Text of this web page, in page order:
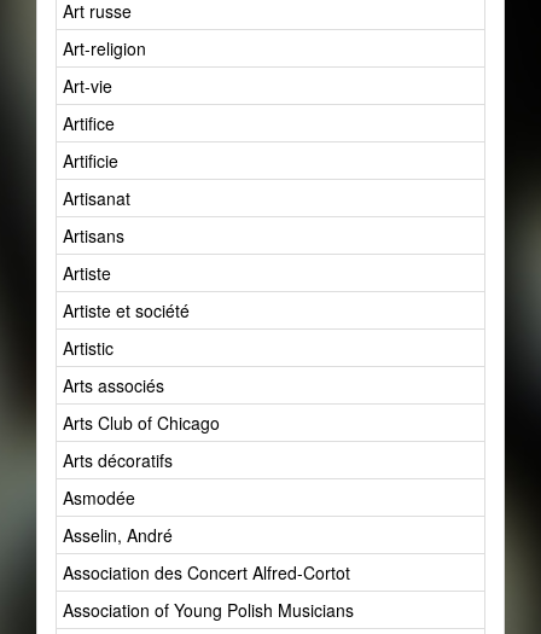
Art russe
Art-religion
Art-vie
Artifice
Artificie
Artisanat
Artisans
Artiste
Artiste et société
Artistic
Arts associés
Arts Club of Chicago
Arts décoratifs
Asmodée
Asselin, André
Association des Concert Alfred-Cortot
Association of Young Polish Musicians